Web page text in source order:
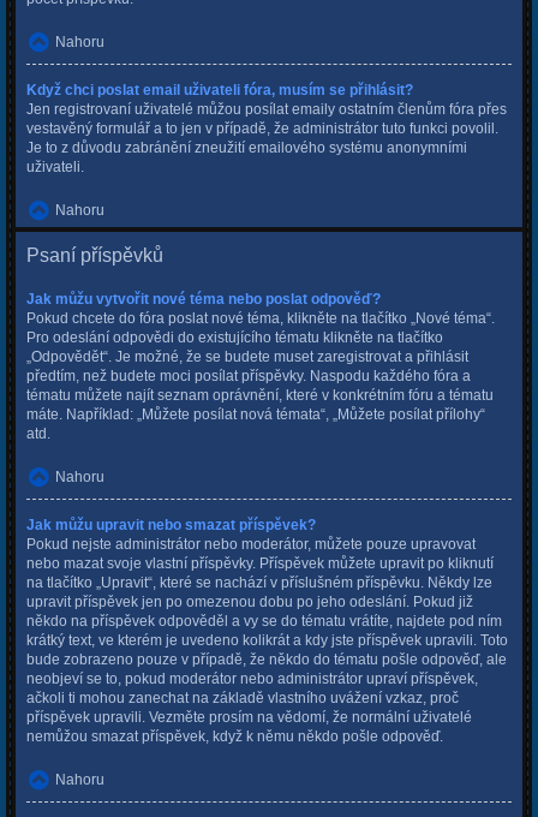
Nahoru
Když chci poslat email uživateli fóra, musím se přihlásit?
Jen registrovaní uživatelé můžou posílat emaily ostatním členům fóra přes
vestavěný formulář a to jen v případě, že administrátor tuto funkci povolil.
Je to z důvodu zabránění zneužití emailového systému anonymními
uživateli.
Nahoru
Psaní příspěvků
Jak můžu vytvořit nové téma nebo poslat odpověď?
Pokud chcete do fóra poslat nové téma, klikněte na tlačítko „Nové téma“.
Pro odeslání odpovědi do existujícího tématu klikněte na tlačítko
„Odpovědět“. Je možné, že se budete muset zaregistrovat a přihlásit
předtím, než budete moci posílat příspěvky. Naspodu každého fóra a
tématu můžete najít seznam oprávnění, které v konkrétním fóru a tématu
máte. Například: „Můžete posílat nová témata“, „Můžete posílat přílohy“
atd.
Nahoru
Jak můžu upravit nebo smazat příspěvek?
Pokud nejste administrátor nebo moderátor, můžete pouze upravovat
nebo mazat svoje vlastní příspěvky. Příspěvek můžete upravit po kliknutí
na tlačítko „Upravit“, které se nachází v příslušném příspěvku. Někdy lze
upravit příspěvek jen po omezenou dobu po jeho odeslání. Pokud již
někdo na příspěvek odpověděl a vy se do tématu vrátíte, najdete pod ním
krátký text, ve kterém je uvedeno kolikrát a kdy jste příspěvek upravili. Toto
bude zobrazeno pouze v případě, že někdo do tématu pošle odpověď, ale
neobjeví se to, pokud moderátor nebo administrátor upraví příspěvek,
ačkoli ti mohou zanechat na základě vlastního uvážení vzkaz, proč
příspěvek upravili. Vezměte prosím na vědomí, že normální uživatelé
nemůžou smazat příspěvek, když k němu někdo pošle odpověď.
Nahoru